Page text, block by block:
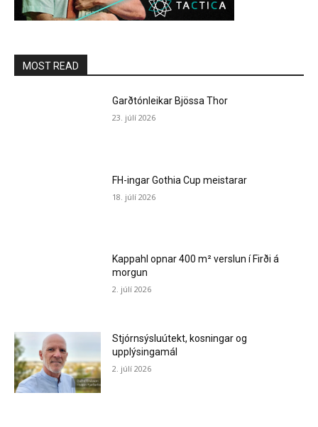
MOST READ
Garðtónleikar Bjössa Thor
23. júlí 2026
FH-ingar Gothia Cup meistarar
18. júlí 2026
Kappahl opnar 400 m² verslun í Firði á
morgun
2. júlí 2026
Stjórnsýsluútekt, kosningar og
upplýsingamál
2. júlí 2026